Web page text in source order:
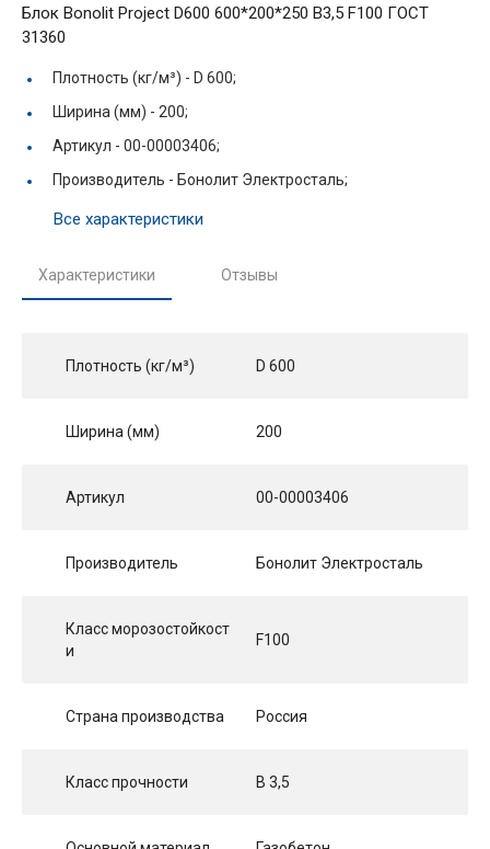
Блок Bonolit Project D600 600*200*250 В3,5 F100 ГОСТ
31360
Плотность (кг/м³) - D 600;
Ширина (мм) - 200;
Артикул - 00-00003406;
Производитель - Бонолит Электросталь;
Все характеристики
Характеристики Отзывы
Плотность (кг/м³) D 600
Ширина (мм) 200
Артикул 00-00003406
Производитель Бонолит Электросталь
Класс морозостойкост
и
F100
Страна производства Россия
Класс прочности B 3,5